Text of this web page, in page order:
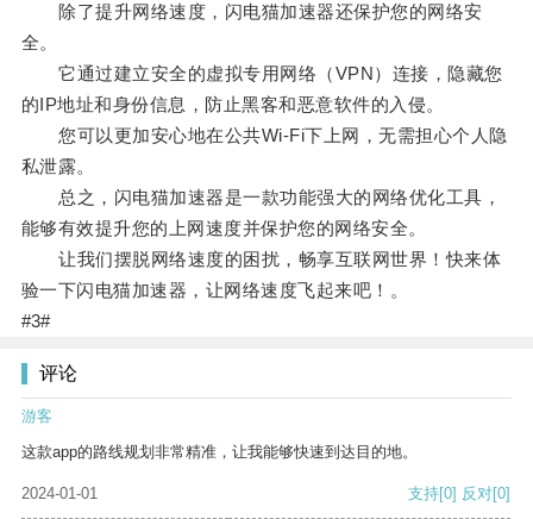
除了提升网络速度，闪电猫加速器还保护您的网络安
全。
它通过建立安全的虚拟专用网络（VPN）连接，隐藏您
的IP地址和身份信息，防止黑客和恶意软件的入侵。
您可以更加安心地在公共Wi-Fi下上网，无需担心个人隐
私泄露。
总之，闪电猫加速器是一款功能强大的网络优化工具，
能够有效提升您的上网速度并保护您的网络安全。
让我们摆脱网络速度的困扰，畅享互联网世界！快来体
验一下闪电猫加速器，让网络速度飞起来吧！。
#3#
评论
游客
这款app的路线规划非常精准，让我能够快速到达目的地。
2024-01-01 支持[0] 反对[0]